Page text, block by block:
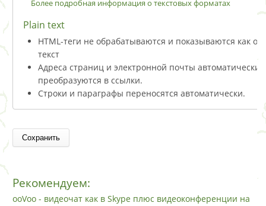
Более подробная информация о текстовых форматах
Plain text
HTML-теги не обрабатываются и показываются как
текст
Адреса страниц и электронной почты автоматически
преобразуются в ссылки.
Строки и параграфы переносятся автоматически.
Рекомендуем:
ooVoo - видеочат как в Skype плюс видеоконференции на